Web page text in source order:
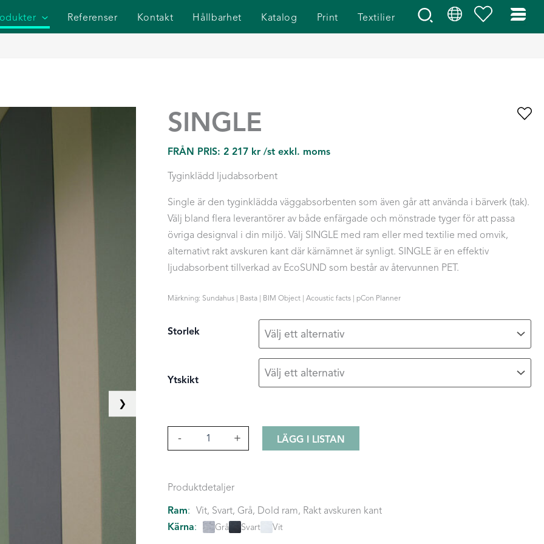
Referenser Kontakt Hållbarhet Katalog Print Textilier
❯
SINGLE
FRÅN PRIS: 2 217 kr /st exkl. moms
Tyginklädd ljudabsorbent
Single är den tyginklädda väggabsorbenten som även går att använda i bärverk (tak).
Välj bland flera leverantörer av både enfärgade och mönstrade tyger för att passa
övriga designval i din miljö. Välj SINGLE med ram eller med textilie med omvik,
alternativt rakt avskuren kant där kärnämnet är synligt. SINGLE är en effektiv
ljudabsorbent tillverkad av EcoSUND som består av återvunnen PET.
Märkning: Sundahus | Basta | BIM Object | Acoustic facts | pCon Planner
Storlek
Ytskikt
- + LÄGG I LISTAN
Produktdetaljer
Ram: Vit, Svart, Grå, Dold ram, Rakt avskuren kant
Kärna: Grå Svart Vit